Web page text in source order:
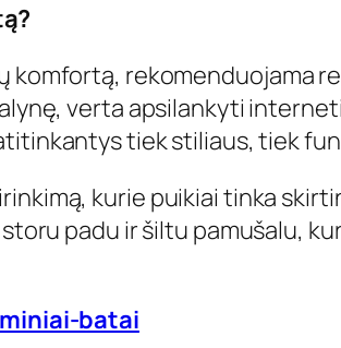
rekomenduojama
verta apsilankyti
tiek stiliaus, tiek
kurie puikiai tinka
padu ir šiltu pamušalu,
batai